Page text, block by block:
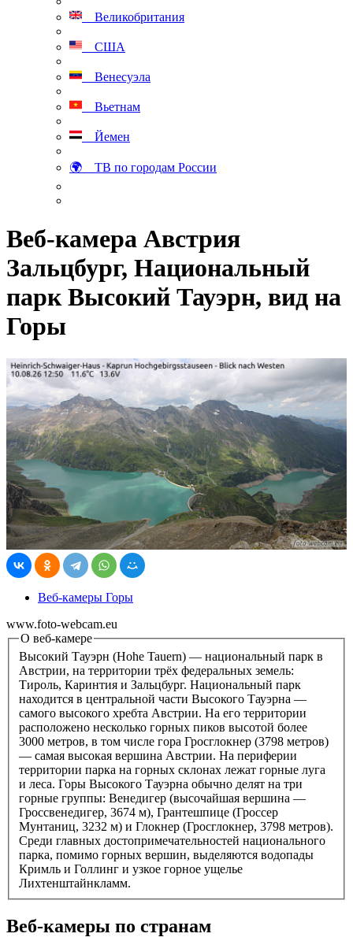
Великобритания
США
Венесуэла
Вьетнам
Йемен
🌍 ТВ по городам России
Веб-камера Австрия
Зальцбург, Национальный
парк Высокий Тауэрн, вид на
Горы
Веб-камеры Горы
www.foto-webcam.eu
О веб-камере
Высокий Тауэрн (Hohe Tauern) — национальный парк в
Австрии, на территории трёх федеральных земель:
Тироль, Каринтия и Зальцбург. Национальный парк
находится в центральной части Высокого Тауэрна —
самого высокого хребта Австрии. На его территории
расположено несколько горных пиков высотой более
3000 метров, в том числе гора Гросглокнер (3798 метров)
— самая высокая вершина Австрии. На периферии
территории парка на горных склонах лежат горные луга
и леса. Горы Высокого Тауэрна обычно делят на три
горные группы: Венедигер (высочайшая вершина —
Гроссвенедигер, 3674 м), Грантешпице (Гроссер
Мунтаниц, 3232 м) и Глокнер (Гросглокнер, 3798 метров).
Среди главных достопримечательностей национального
парка, помимо горных вершин, выделяются водопады
Кримль и Голлинг и узкое горное ущелье
Лихтенштайнкламм.
Веб-камеры по странам